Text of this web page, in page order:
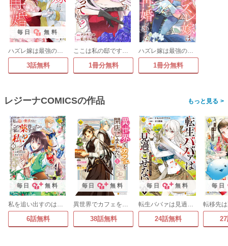
毎日 無料
ハズレ嫁は最強の天才公爵様と再婚しました。
3話無料
ここは私の邸です。そろそろ出て行ってくれます?(分冊版)
1冊分無料
ハズレ嫁は最強の天才公爵様と再婚しました。(分冊版)
1冊分無料
レジーナCOMICSの作品 >
毎日 無料
私を追い出すのはいいですけど、この家の薬作ったの全部私ですよ?
6話無料
毎日 無料
異世界でカフェを開店しました。
38話無料
毎日 無料
転生ババァは見過ごせない! 元悪徳女帝の二周目ライフ
24話無料
毎日